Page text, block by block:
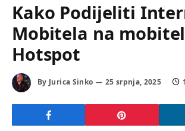
Kako Podijeliti
Mobitela na mobitel
Hotspot
By Jurica Sinko 25 srpnja, 2025